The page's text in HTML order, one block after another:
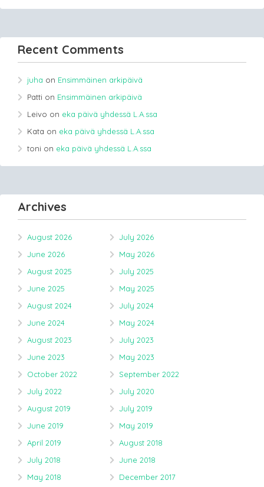
Recent Comments
juha on Ensimmäinen arkipäivä
Patti on Ensimmäinen arkipäivä
Leivo on eka päivä yhdessä L.A.ssa
Kata on eka päivä yhdessä L.A.ssa
toni on eka päivä yhdessä L.A.ssa
Archives
August 2026
July 2026
June 2026
May 2026
August 2025
July 2025
June 2025
May 2025
August 2024
July 2024
June 2024
May 2024
August 2023
July 2023
June 2023
May 2023
October 2022
September 2022
July 2022
July 2020
August 2019
July 2019
June 2019
May 2019
April 2019
August 2018
July 2018
June 2018
May 2018
December 2017